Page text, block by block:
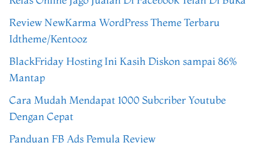
Review NewKarma WordPress Theme Terbaru
Idtheme/Kentooz
BlackFriday Hosting Ini Kasih Diskon sampai 86%
Mantap
Cara Mudah Mendapat 1000 Subcriber Youtube
Dengan Cepat
Panduan FB Ads Pemula Review